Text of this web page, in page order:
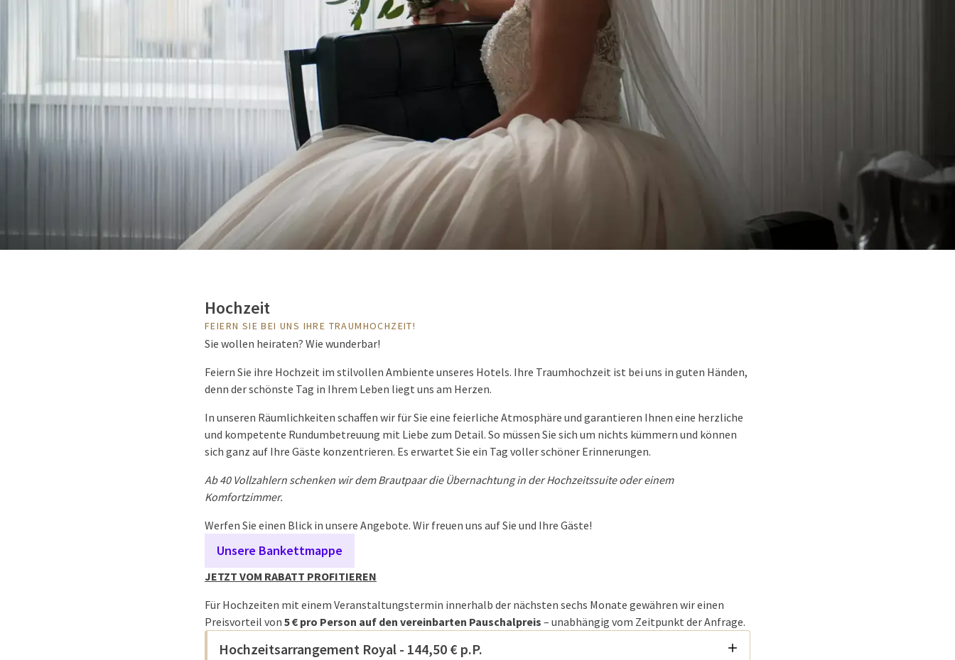
Hochzeit
FEIERN SIE BEI UNS IHRE TRAUMHOCHZEIT!
Sie wollen heiraten? Wie wunderbar!
Feiern Sie ihre Hochzeit im stilvollen Ambiente unseres Hotels. Ihre Traumhochzeit ist bei uns in guten Händen,
denn der schönste Tag in Ihrem Leben liegt uns am Herzen.
In unseren Räumlichkeiten schaffen wir für Sie eine feierliche Atmosphäre und garantieren Ihnen eine herzliche
und kompetente Rundumbetreuung mit Liebe zum Detail. So müssen Sie sich um nichts kümmern und können
sich ganz auf Ihre Gäste konzentrieren. Es erwartet Sie ein Tag voller schöner Erinnerungen.
Ab 40 Vollzahlern schenken wir dem Brautpaar die Übernachtung in der Hochzeitssuite oder einem
Komfortzimmer.
Werfen Sie einen Blick in unsere Angebote. Wir freuen uns auf Sie und Ihre Gäste!
Unsere Bankettmappe
JETZT VOM RABATT PROFITIEREN
Für Hochzeiten mit einem Veranstaltungstermin innerhalb der nächsten sechs Monate gewähren wir einen
Preisvorteil von 5 € pro Person auf den vereinbarten Pauschalpreis – unabhängig vom Zeitpunkt der Anfrage.
Hochzeitsarrangement Royal - 144,50 € p.P.